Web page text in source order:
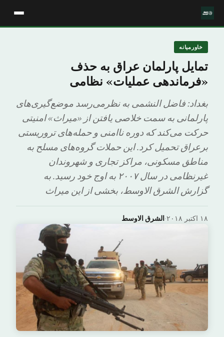
خاورمیانه
تمایل پارلمان عراق به حذف
«فرماندهی عملیات» نظامی
بغداد: فاضل النشمی به نظرمی‌رسد موضع‌گیری‌های
پارلمانی به سمت خلاصی یافتن از «میراث» امنیتی
حرکت می‌کند که دوره ناامنی و حمله‌های تروریستی
برعراق تحمیل کرد. این حملات گروه‌های مسلح به
مناطق مسکونی، مراکز تجاری و شهروندان
غیرنظامی در سال ۲۰۰۷ به اوج خود رسید. به
گزارش الشرق الاوسط، بخشی از این میراث
الشرق الاوسط· ۱۸ اکتبر ۲۰۱۸